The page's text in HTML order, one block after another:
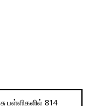
பள்ளிகளில் 814